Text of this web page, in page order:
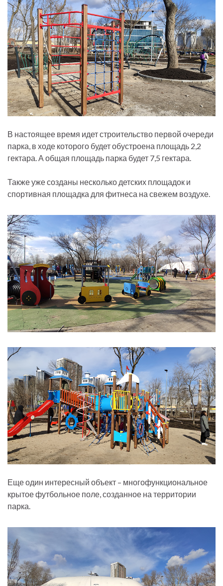
В настоящее время идет строительство первой очереди
парка, в ходе которого будет обустроена площадь 2,2
гектара. А общая площадь парка будет 7,5 гектара.
Также уже созданы несколько детских площадок и
спортивная площадка для фитнеса на свежем воздухе.
Еще один интересный объект – многофункциональное
крытое футбольное поле, созданное на территории
парка.